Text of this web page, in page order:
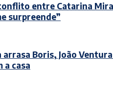
entre Catarina
surpreende”
Boris, João
a casa